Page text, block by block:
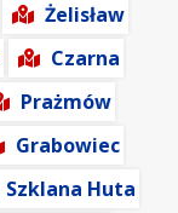
Żelisław
Czarna
Prażmów
Grabowiec
Szklana Huta